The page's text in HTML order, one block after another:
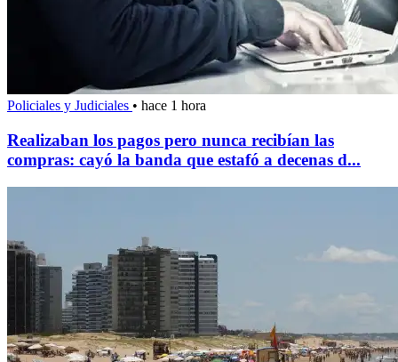
Policiales y Judiciales • hace 1 hora
Realizaban los pagos pero nunca recibían las
compras: cayó la banda que estafó a decenas d...